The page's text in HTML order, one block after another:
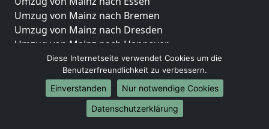
Umzug von Mainz nach Bremen
Umzug von Mainz nach Dresden
Umzug von Mainz nach Hannover
Umzug von Mainz nach Nürnberg
Umzug von Mainz nach Duisburg
Umzug von Mainz nach Bochum
Umzug von Mainz nach Wuppertal
Umzug von Mainz nach Bielefeld
Diese Internetseite verwendet Cookies um die
Benutzerfreundlichkeit zu verbessern.
Einverstanden
Nur notwendige Cookies
Datenschutzerklärung